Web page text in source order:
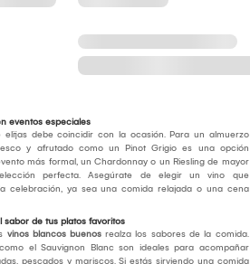
eventos especiales
debe coincidir con la ocasión. Para un almuerzo
y afrutado como un Pinot Grigio es una opción
más formal, un Chardonnay o un Riesling de mayor
perfecta. Asegúrate de elegir un vino que
celebración, ya sea una comida relajada o una cena
sabor de tus platos favoritos
vinos blancos buenosrealza los sabores de la comida.
el Sauvignon Blanc son ideales para acompañar
pescados y mariscos. Si estás sirviendo una comida